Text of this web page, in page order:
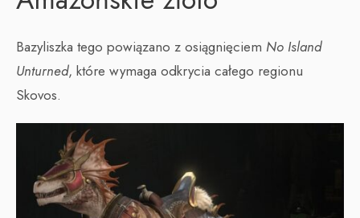
Bazyliszka tego powiązano z osiągnięciem No Island
Unturned, które wymaga odkrycia całego regionu
Skovos.